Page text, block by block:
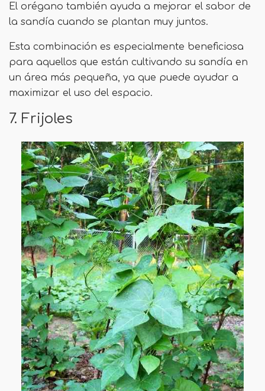
El orégano también ayuda a mejorar el sabor de
la sandía cuando se plantan muy juntos.
Esta combinación es especialmente beneficiosa
para aquellos que están cultivando su sandía en
un área más pequeña, ya que puede ayudar a
maximizar el uso del espacio.
7. Frijoles